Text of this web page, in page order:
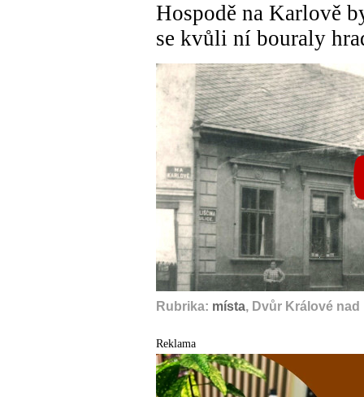
Hospodě na Karlově
se kvůli ní bouraly
Rubrika: místa, Dvůr Králové nad
Reklama